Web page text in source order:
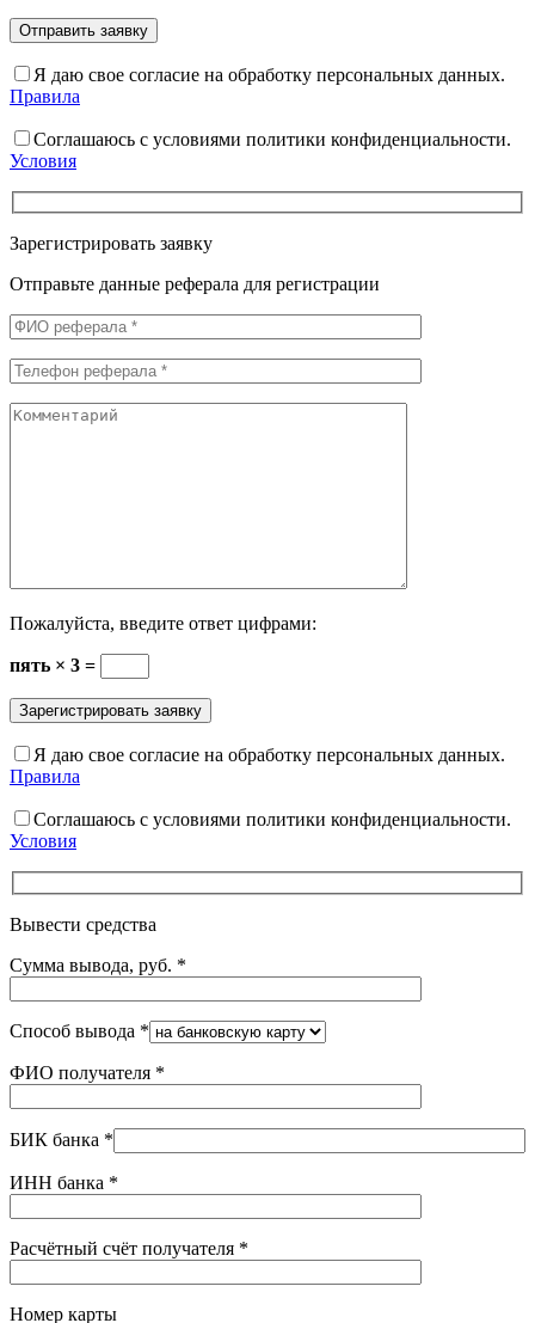
Я даю свое согласие на обработку персональных данных.
Правила
Соглашаюсь с условиями политики конфиденциальности.
Условия
Зарегистрировать заявку
Отправьте данные реферала для регистрации
Пожалуйста, введите ответ цифрами:
пять × 3 =
Я даю свое согласие на обработку персональных данных.
Правила
Соглашаюсь с условиями политики конфиденциальности.
Условия
Вывести средства
Сумма вывода, руб. *
Способ вывода *
ФИО получателя *
БИК банка *
ИНН банка *
Расчётный счёт получателя *
Номер карты